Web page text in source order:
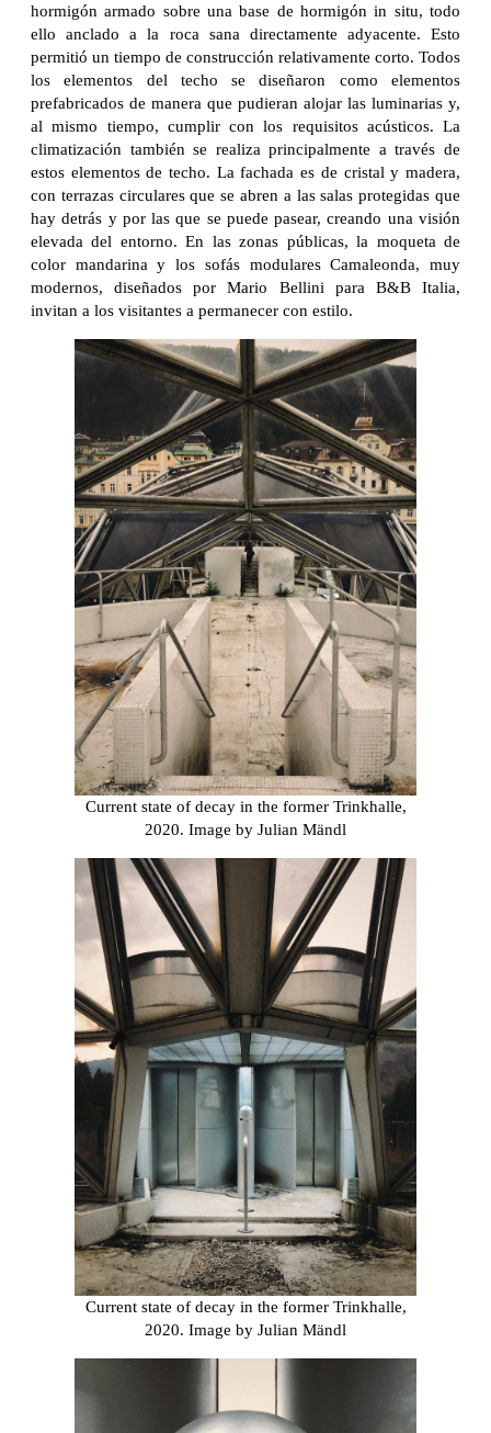
hormigón armado sobre una base de hormigón in situ, todo
ello anclado a la roca sana directamente adyacente. Esto
permitió un tiempo de construcción relativamente corto. Todos
los elementos del techo se diseñaron como elementos
prefabricados de manera que pudieran alojar las luminarias y,
al mismo tiempo, cumplir con los requisitos acústicos. La
climatización también se realiza principalmente a través de
estos elementos de techo. La fachada es de cristal y madera,
con terrazas circulares que se abren a las salas protegidas que
hay detrás y por las que se puede pasear, creando una visión
elevada del entorno. En las zonas públicas, la moqueta de
color mandarina y los sofás modulares Camaleonda, muy
modernos, diseñados por Mario Bellini para B&B Italia,
invitan a los visitantes a permanecer con estilo.
Current state of decay in the former Trinkhalle,
2020. Image by Julian Mändl
Current state of decay in the former Trinkhalle,
2020. Image by Julian Mändl